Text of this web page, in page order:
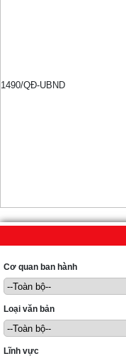
1490/QĐ-UBND
Cơ quan ban hành
Loại văn bản
Lĩnh vực